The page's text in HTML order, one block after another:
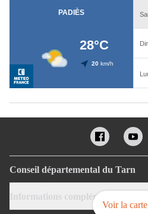
Voir la carte
Conseil départemental du Tarn
Informations complémentaires